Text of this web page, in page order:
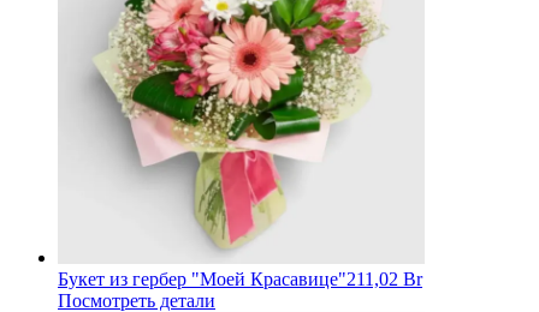
Букет из гербер "Моей Красавице"211,02 Br
Посмотреть детали